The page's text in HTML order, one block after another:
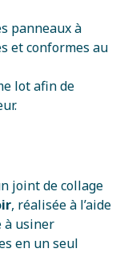
panneaux à
et conformes au
lot afin de
joint de collage
, réalisée à l’aide
à usiner
en un seul